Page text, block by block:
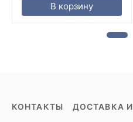
В корзину
КОНТАКТЫ ДОСТАВКА